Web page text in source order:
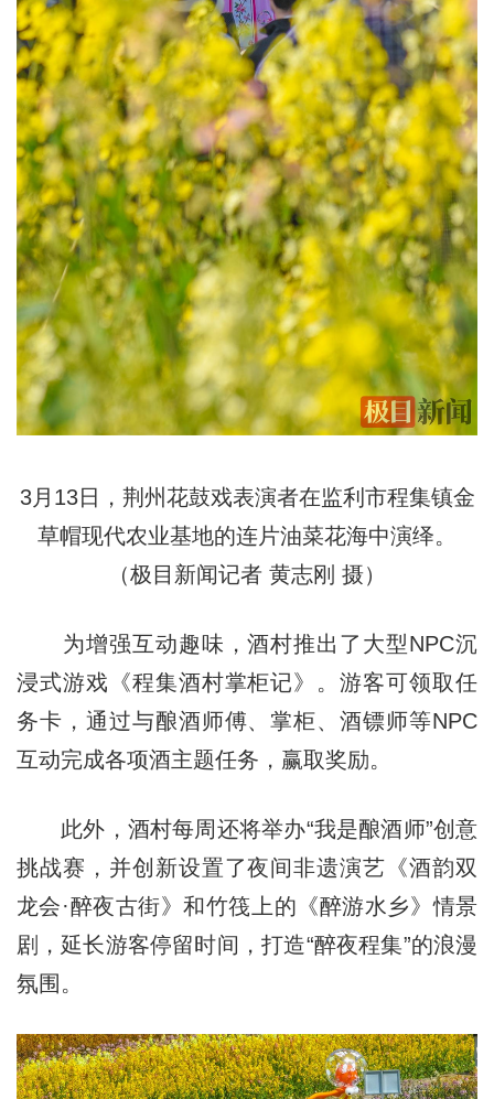
3月13日，荆州花鼓戏表演者在监利市程集镇金
草帽现代农业基地的连片油菜花海中演绎。
（极目新闻记者 黄志刚 摄）
为增强互动趣味，酒村推出了大型NPC沉
浸式游戏《程集酒村掌柜记》。游客可领取任
务卡，通过与酿酒师傅、掌柜、酒镖师等NPC
互动完成各项酒主题任务，赢取奖励。
此外，酒村每周还将举办“我是酿酒师”创意
挑战赛，并创新设置了夜间非遗演艺《酒韵双
龙会·醉夜古街》和竹筏上的《醉游水乡》情景
剧，延长游客停留时间，打造“醉夜程集”的浪漫
氛围。